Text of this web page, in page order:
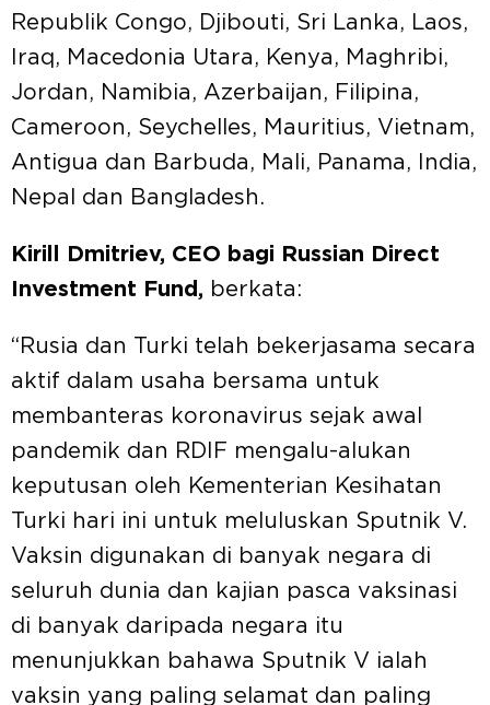
Republik Congo, Djibouti, Sri Lanka, Laos,
Iraq, Macedonia Utara, Kenya, Maghribi,
Jordan, Namibia, Azerbaijan, Filipina,
Cameroon, Seychelles, Mauritius, Vietnam,
Antigua dan Barbuda, Mali, Panama, India,
Nepal dan Bangladesh.
Kirill Dmitriev, CEO bagi Russian Direct
Investment Fund, berkata:
“Rusia dan Turki telah bekerjasama secara
aktif dalam usaha bersama untuk
membanteras koronavirus sejak awal
pandemik dan RDIF mengalu-alukan
keputusan oleh Kementerian Kesihatan
Turki hari ini untuk meluluskan Sputnik V.
Vaksin digunakan di banyak negara di
seluruh dunia dan kajian pasca vaksinasi
di banyak daripada negara itu
menunjukkan bahawa Sputnik V ialah
vaksin yang paling selamat dan paling